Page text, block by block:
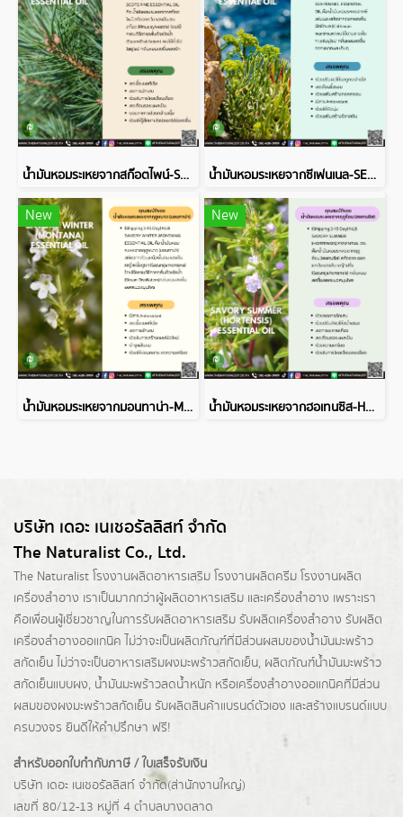
น้ำมันหอมระเหยจากสก๊อตไพน์-SCOTS PINE ESSENTIAL OIL น้ำมันหอมระเหยจากซีเฟนเนล-SEA FENNEL ESSENTIAL OIL
New
น้ำมันหอมระเหยจากมอนทาน่า-MONTANA ESSENTIAL OIL
New
น้ำมันหอมระเหยจากฮอเทนซิส-HORTENSIS ESSENTIAL OIL
บริษัท เดอะ เนเชอรัลลิสท์ จำกัด
The Naturalist Co., Ltd.
The Naturalist โรงงานผลิตอาหารเสริม โรงงานผลิตครีม โรงงานผลิต
เครื่องสำอาง เราเป็นมากกว่าผู้ผลิตอาหารเสริม และเครื่องสำอาง เพราะเรา
คือเพื่อนผู้เชี่ยวชาญในการรับผลิตอาหารเสริม รับผลิตเครื่องสำอาง รับผลิต
เครื่องสำอางออแกนิค ไม่ว่าจะเป็นผลิตภัณฑ์ที่มีส่วนผสมของน้ำมันมะพร้าว
สกัดเย็น ไม่ว่าจะเป็นอาหารเสริมผงมะพร้าวสกัดเย็น, ผลิตภัณฑ์น้ำมันมะพร้าว
สกัดเย็นแบบผง, น้ำมันมะพร้าวลดน้ำหนัก หรือเครื่องสำอางออแกนิคที่มีส่วน
ผสมของผงมะพร้าวสกัดเย็น รับผลิตสินค้าแบรนด์ตัวเอง และสร้างแบรนด์แบบ
ครบวงจร ยินดีให้คำปรึกษา ฟรี!
สำหรับออกใบกำกับภาษี / ใบเสร็จรับเงิน
บริษัท เดอะ เนเชอรัลลิสท์ จำกัด(ส่านักงานใหญ่)
เลขที่ 80/12-13 หมู่ที่ 4 ตำบลบางตลาด